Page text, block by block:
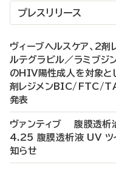
プレスリリース
ヴィーブヘルスケア、2剤
ルテグラビル／ラミブジ
のHIV陽性成人を対象と
剤レジメンBIC/FTC/
発表
ヴァンティブ 腹膜透析
4.25 腹膜透析液 UV ツ
知らせ